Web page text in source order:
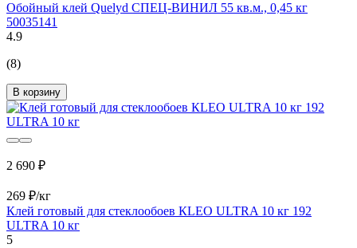
Обойный клей Quelyd СПЕЦ-ВИНИЛ 55 кв.м., 0,45 кг
50035141
4.9
(8)
В корзину
2 690 ₽
269 ₽/кг
Клей готовый для стеклообоев КLEO ULTRA 10 кг 192
ULTRA 10 кг
5